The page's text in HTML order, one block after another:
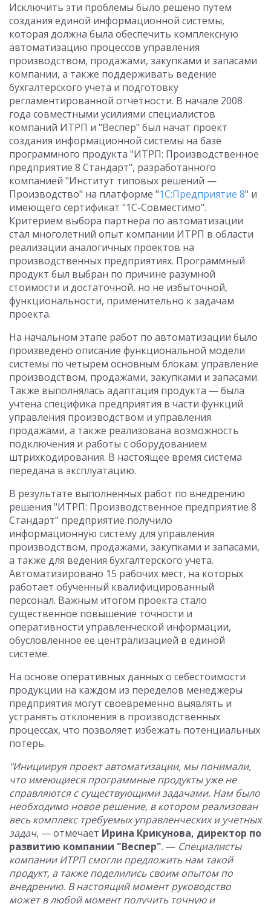
Исключить эти проблемы было решено путем
создания единой информационной системы,
которая должна была обеспечить комплексную
автоматизацию процессов управления
производством, продажами, закупками и запасами
компании, а также поддерживать ведение
бухгалтерского учета и подготовку
регламентированной отчетности. В начале 2008
года совместными усилиями специалистов
компаний ИТРП и "Веспер" был начат проект
создания информационной системы на базе
программного продукта "ИТРП: Производственное
предприятие 8 Стандарт", разработанного
компанией "Институт типовых решений —
Производство" на платформе "1С:Предприятие 8" и
имеющего сертификат "1С-Совместимо".
Критерием выбора партнера по автоматизации
стал многолетний опыт компании ИТРП в области
реализации аналогичных проектов на
производственных предприятиях. Программный
продукт был выбран по причине разумной
стоимости и достаточной, но не избыточной,
функциональности, применительно к задачам
проекта.
На начальном этапе работ по автоматизации было
произведено описание функциональной модели
системы по четырем основным блокам: управление
производством, продажами, закупками и запасами.
Также выполнялась адаптация продукта — была
учтена специфика предприятия в части функций
управления производством и управления
продажами, а также реализована возможность
подключения и работы с оборудованием
штрихкодирования. В настоящее время система
передана в эксплуатацию.
В результате выполненных работ по внедрению
решения "ИТРП: Производственное предприятие 8
Стандарт" предприятие получило
информационную систему для управления
производством, продажами, закупками и запасами,
а также для ведения бухгалтерского учета.
Автоматизировано 15 рабочих мест, на которых
работает обученный квалифицированный
персонал. Важным итогом проекта стало
существенное повышение точности и
оперативности управленческой информации,
обусловленное ее централизацией в единой
системе.
На основе оперативных данных о себестоимости
продукции на каждом из переделов менеджеры
предприятия могут своевременно выявлять и
устранять отклонения в производственных
процессах, что позволяет избежать потенциальных
потерь.
"Инициируя проект автоматизации, мы понимали,
что имеющиеся программные продукты уже не
справляются с существующими задачами. Нам было
необходимо новое решение, в котором реализован
весь комплекс требуемых управленческих и учетных
задач, — отмечает Ирина Крикунова, директор по
развитию компании "Веспер". — Специалисты
компании ИТРП смогли предложить нам такой
продукт, а также поделились своим опытом по
внедрению. В настоящий момент руководство
может в любой момент получить точную и